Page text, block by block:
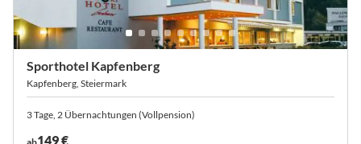
Sporthotel Kapfenberg
Kapfenberg, Steiermark
3 Tage, 2 Übernachtungen (Vollpension)
149 €